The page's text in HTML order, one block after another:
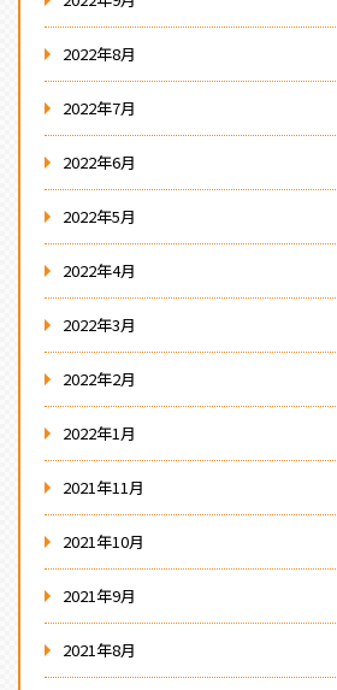
2022年8月
2022年7月
2022年6月
2022年5月
2022年4月
2022年3月
2022年2月
2022年1月
2021年11月
2021年10月
2021年9月
2021年8月